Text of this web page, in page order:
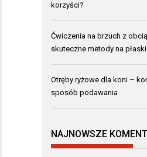
korzyści?
Ćwiczenia na brzuch z
skuteczne metody na
Otręby ryżowe dla koni –
sposób podawania
NAJNOWSZE